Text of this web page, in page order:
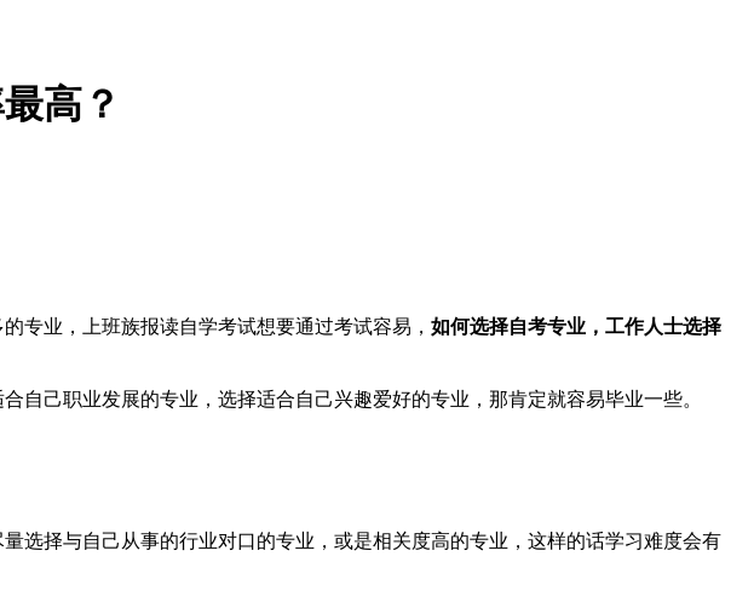
高？
专业，上班族报读自学考试想要通过考试容易， 如何选择自考专业，工作人士选择
己职业发展的专业，选择适合自己兴趣爱好的专业，那肯定就容易毕业一些。
择与自己从事的行业对口的专业，或是相关度高的专业，这样的话学习难度会有